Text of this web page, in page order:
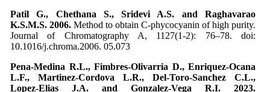
Patil G., Chethana S., Sridevi A.S. and Raghavarao
K.S.M.S. 2006. Method to obtain C‑phycocyanin of high purity.
Journal of Chromatography A, 1127(1-2): 76–78. doi:
10.1016/j.chroma.2006. 05.073
Pena-Medina R.L., Fimbres-Olivarria D., Enriquez-Ocana
L.F., Martinez-Cordova L.R., Del-Toro-Sanchez C.L.,
Lopez-Elias J.A. and Gonzalez-Vega R.I. 2023.